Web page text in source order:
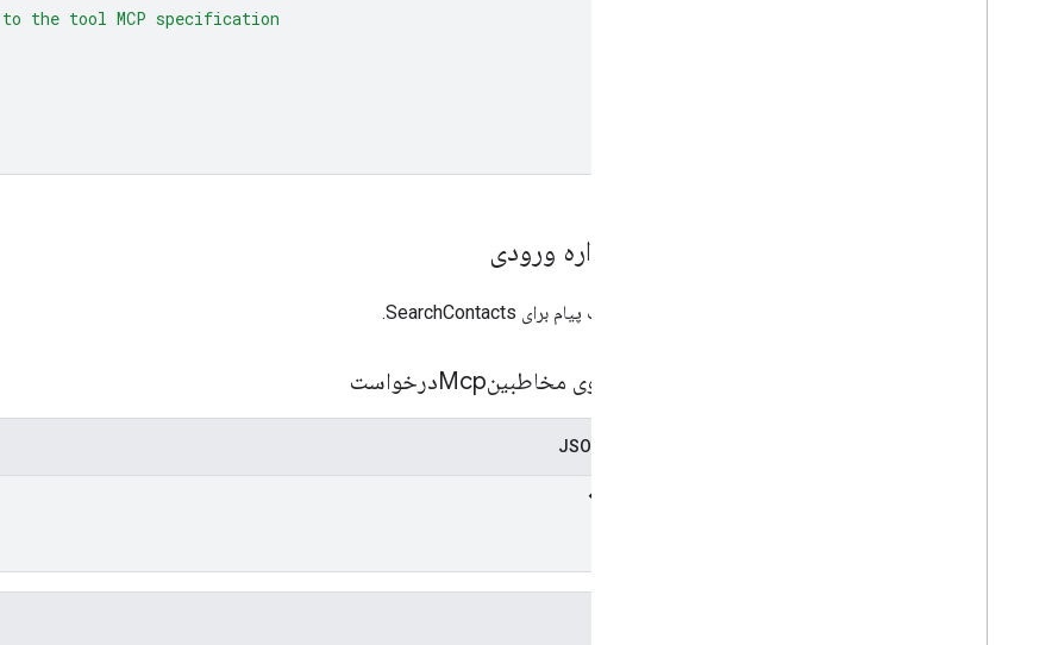
the tool MCP specification
طرحواره ورودی
درخواست پیام برای SearchContacts.
جستجوی مخاطبینMcpدرخواست